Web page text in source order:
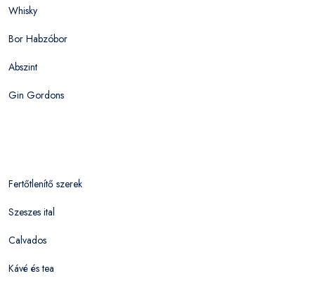
Whisky
Bor Habzóbor
Abszint
Gin Gordons
Fertőtlenítő szerek
Szeszes ital
Calvados
Kávé és tea